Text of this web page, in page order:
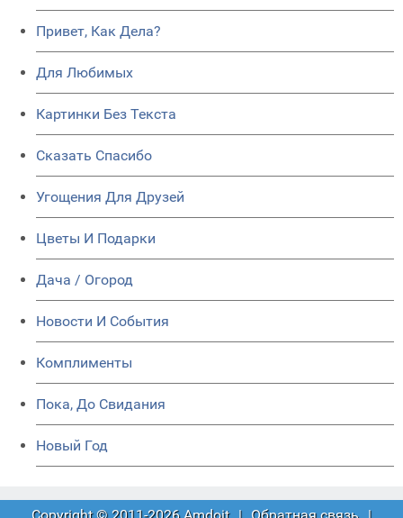
Привет, Как Дела?
Для Любимых
Картинки Без Текста
Сказать Спасибо
Угощения Для Друзей
Цветы И Подарки
Дача / Огород
Новости И События
Комплименты
Пока, До Свидания
Новый Год